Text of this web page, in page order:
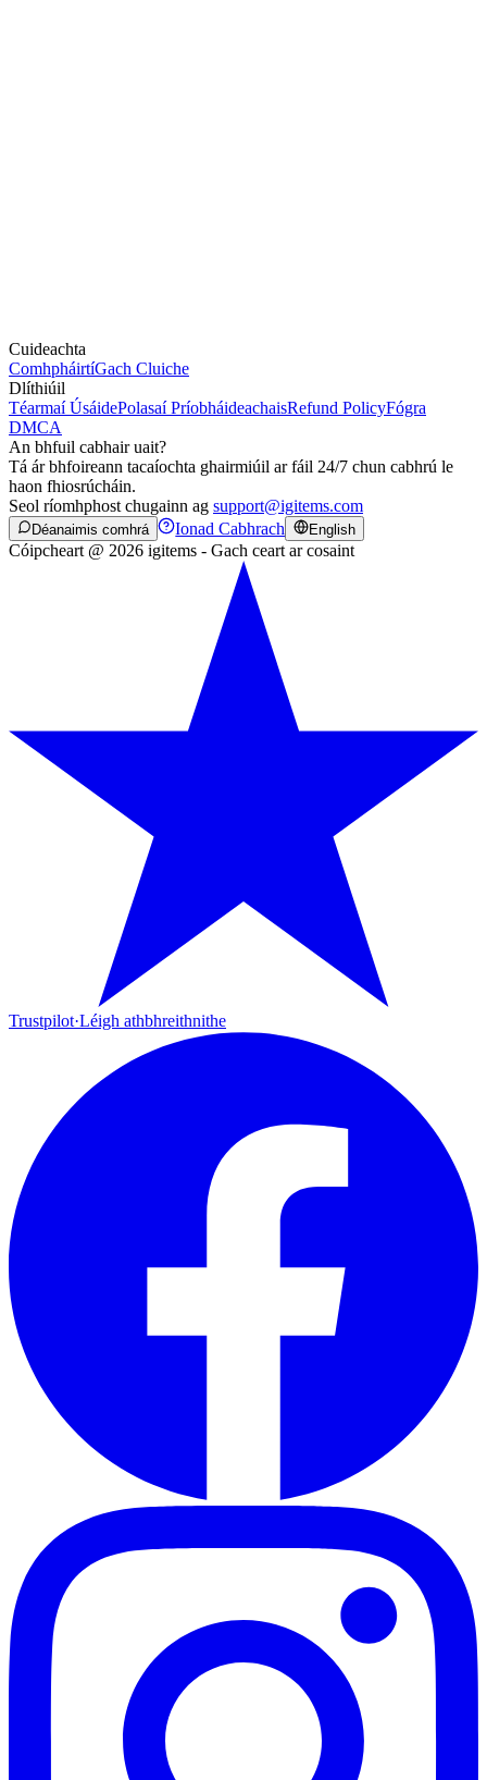
Cuideachta
ComhpháirtíGach Cluiche
Dlíthiúil
Téarmaí ÚsáidePolasaí PríobháideachaisRefund PolicyFógra
DMCA
An bhfuil cabhair uait?
Tá ár bhfoireann tacaíochta ghairmiúil ar fáil 24/7 chun cabhrú le
haon fhiosrúcháin.
Seol ríomhphost chugainn ag support@igitems.com
Déanaimis comhrá Ionad Cabhrach English
Cóipcheart @ 2026 igitems - Gach ceart ar cosaint
Trustpilot·Léigh athbhreithnithe